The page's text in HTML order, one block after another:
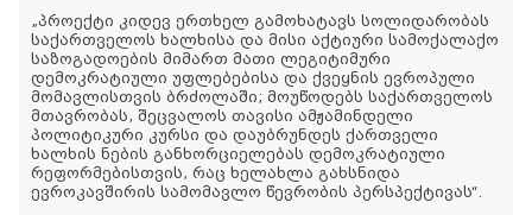
„პროექტი კიდევ ერთხელ გამოხატავს სოლიდარობას
საქართველოს ხალხისა და მისი აქტიური სამოქალაქო
საზოგადოების მიმართ მათი ლეგიტიმური
დემოკრატიული უფლებებისა და ქვეყნის ევროპული
მომავლისთვის ბრძოლაში; მოუწოდებს საქართველოს
მთავრობას, შეცვალოს თავისი ამჟამინდელი
პოლიტიკური კურსი და დაუბრუნდეს ქართველი
ხალხის ნების განხორციელებას დემოკრატიული
რეფორმებისთვის, რაც ხელახლა გახსნიდა
ევროკავშირის სამომავლო წევრობის პერსპექტივას“.